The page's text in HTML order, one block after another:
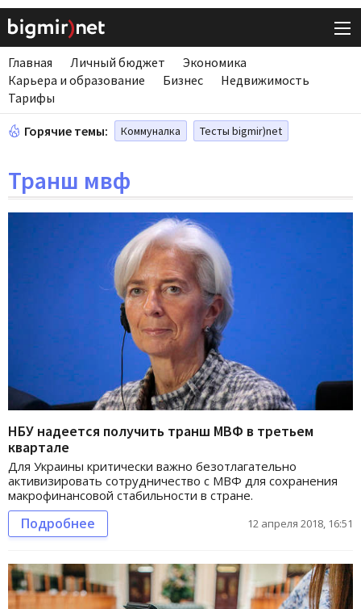
Главная Личный бюджет
Экономика
Карьера и образование
Бизнес
Недвижимость
Тарифы
Горячие темы: Коммуналка Тесты bigmir)net
Транш мвф
НБУ надеется получить транш МВФ в третьем
квартале
Для Украины критически важно безотлагательно
активизировать сотрудничество с МВФ для сохранения
макрофинансовой стабильности в стране.
Подробнее 12 апреля 2018, 16:51